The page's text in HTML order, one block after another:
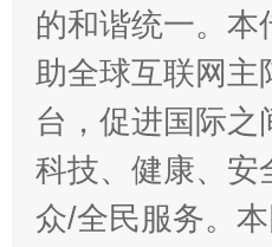
的和谐统一。
助全球互联网
台，促进国际
科技、健康、安
众/全民服务。